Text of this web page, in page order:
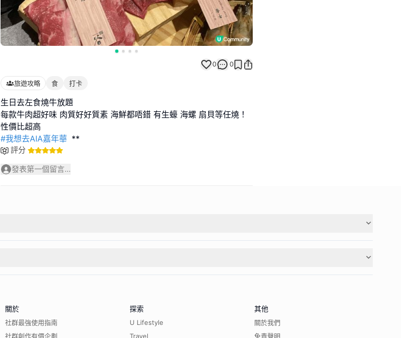
0 0
旅遊攻略 食 打卡
生日去左食燒牛放題
每款牛肉超好味 肉質好好質素 海鮮都唔錯 有生蠔 海螺 扇貝等任燒！
#我想去AIA嘉年華 **
評分
發表第一個留言...
關於
社群最強使用指南
社群創作有價企劃
探索
U Lifestyle
Travel
其他
關於我們
免責聲明